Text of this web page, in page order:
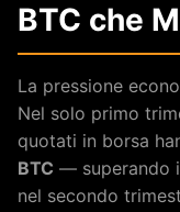
BTC che
La pressione
Nel solo primo
quotati in borsa
BTC — superando
nel secondo